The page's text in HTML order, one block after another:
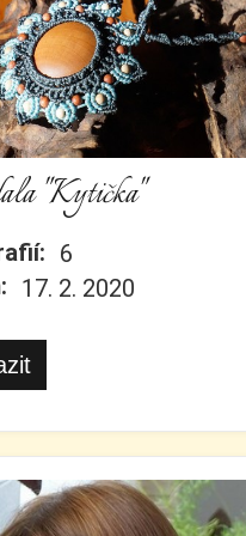
"Kytička"
6
17. 2. 2020